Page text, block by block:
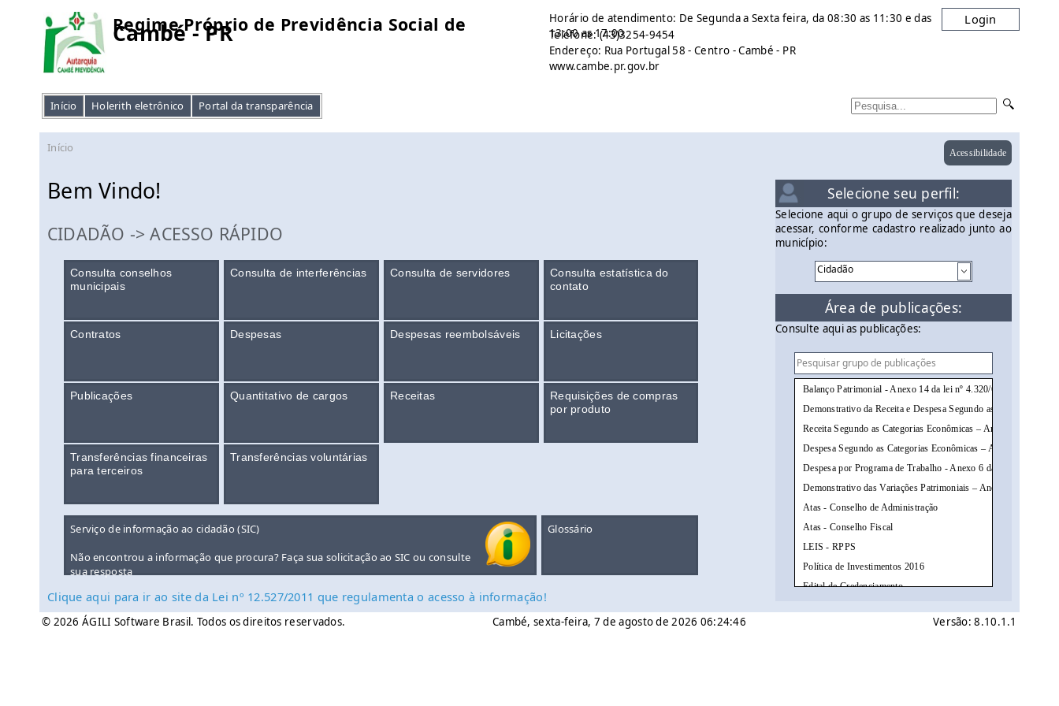
Login
Regime Próprio de Previdência Social de
Horário de atendimento: De Segunda a Sexta feira, da 08:30 as 11:30 e das
13:00 as 17:00
Cambé - PR
Telefone: (43)3254-9454
Endereço: Rua Portugal 58 - Centro - Cambé - PR
www.cambe.pr.gov.br
Início Holerith eletrônico Portal da transparência
Início Acessibilidade
Selecione seu perfil:
Selecione aqui o grupo de serviços que deseja
acessar, conforme cadastro realizado junto ao
município:
Área de publicações:
Consulte aqui as publicações:
Balanço Patrimonial - Anexo 14 da lei nº 4.320/64
Demonstrativo da Receita e Despesa Segundo as Categorias
Receita Segundo as Categorias Econômicas – Anexo 2 da Lei nº
Despesa Segundo as Categorias Econômicas – Anexo 2 da Lei
Despesa por Programa de Trabalho - Anexo 6 da Lei nº 4.320/64
Demonstrativo das Variações Patrimoniais – Anexo 15 da Lei nº
Atas - Conselho de Administração
Atas - Conselho Fiscal
LEIS - RPPS
Política de Investimentos 2016
Edital de Credenciamento
Prestação de Contas Anual (PCA)
Bem Vindo!
CIDADÃO -> ACESSO RÁPIDO
Consulta conselhos
municipais
Consulta de interferências Consulta de servidores
Consulta estatística do
contato
Contratos Despesas Despesas reembolsáveis Licitações
Publicações Quantitativo de cargos Receitas
Requisições de compras
por produto
Transferências financeiras
para terceiros
Transferências voluntárias
Serviço de informação ao cidadão (SIC)
Não encontrou a informação que procura? Faça sua solicitação ao SIC ou consulte
sua resposta
Glossário
Clique aqui para ir ao site da Lei nº 12.527/2011 que regulamenta o acesso à informação!
© 2026 ÁGILI Software Brasil. Todos os direitos reservados. Cambé, sexta-feira, 7 de agosto de 2026 06:24:46 Versão: 8.10.1.1